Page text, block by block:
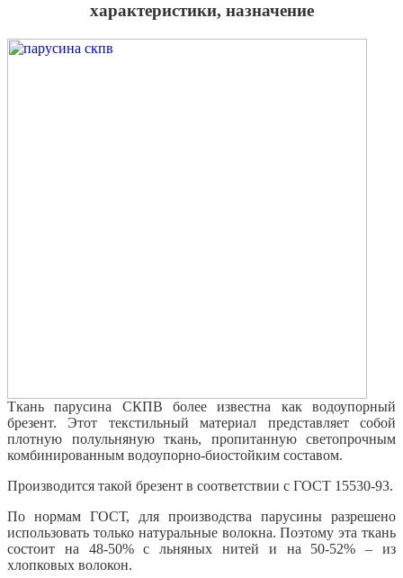
характеристики, назначение
Ткань парусина СКПВ более известна как водоупорный
брезент. Этот текстильный материал представляет собой
плотную полульняную ткань, пропитанную светопрочным
комбинированным водоупорно-биостойким составом.
Производится такой брезент в соответствии с ГОСТ 15530-93.
По нормам ГОСТ, для производства парусины разрешено
использовать только натуральные волокна. Поэтому эта ткань
состоит на 48-50% с льняных нитей и на 50-52% – из
хлопковых волокон.